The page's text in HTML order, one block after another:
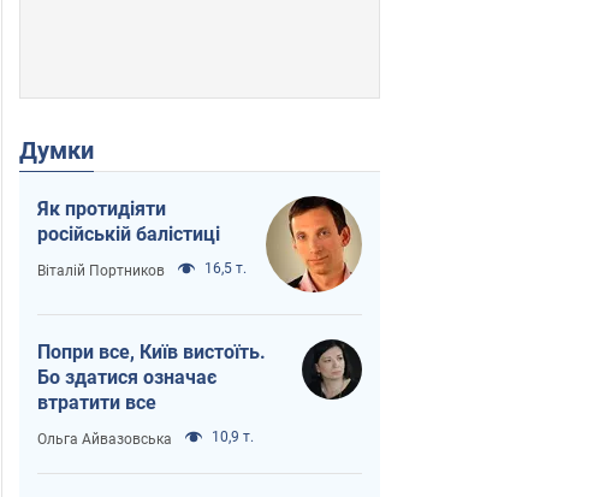
Думки
Як протидіяти
російській балістиці
Віталій Портников 16,5 т.
Попри все, Київ вистоїть.
Бо здатися означає
втратити все
Ольга Айвазовська 10,9 т.